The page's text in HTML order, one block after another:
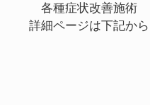
各種症状改善施術
詳細ページは下記から